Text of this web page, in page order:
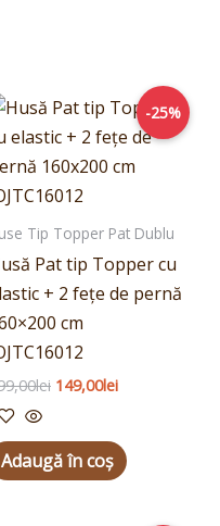
-25%
Tip Topper Pat Dublu
Pat tip Topper cu
+ 2 fețe de pernă
cm
lei
Prețul
inițial
a
fost:
199,00lei.
149,00lei
Prețul
curent
este:
149,00lei.
Adaugă în coș